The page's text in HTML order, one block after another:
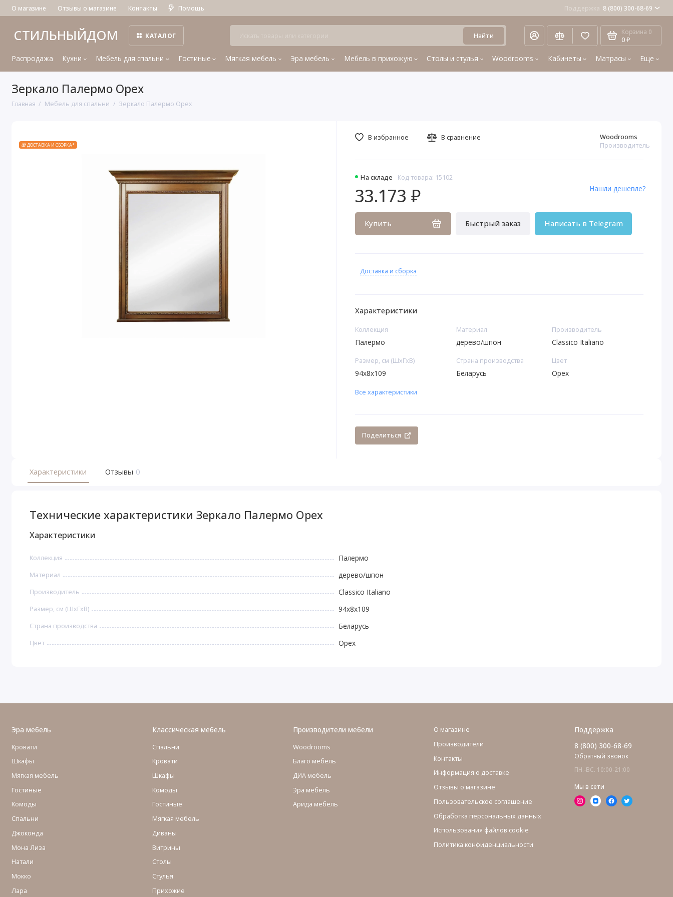
О магазине Отзывы о магазине Контакты Помощь Поддержка 8 (800) 300-68-69
СТИЛЬНЫЙДОМ КАТАЛОГ Найти Корзина 0
0 ₽
Распродажа Кухни Мебель для спальни Гостиные Мягкая мебель Эра мебель Мебель в прихожую Столы и стулья Woodrooms Кабинеты Матрасы Еще
Зеркало Палермо Орех
Главная Мебель для спальни Зеркало Палермо Орех
🎁 ДОСТАВКА И СБОРКА*
На складе Код товара: 15102
Woodrooms
Производитель
33.173 ₽
Купить Быстрый заказ Написать в Telegram
Нашли дешевле?
В избранное В сравнение
Доставка и сборка
Характеристики
Коллекция
Палермо
Материал
дерево/шпон
Производитель
Classico Italiano
Размер, см (ШхГхВ)
94х8х109
Страна производства
Беларусь
Цвет
Орех
Все характеристики
Поделиться
Характеристики Отзывы 0
Технические характеристики Зеркало Палермо Орех
Характеристики
Коллекция Палермо
Материал дерево/шпон
Производитель Classico Italiano
Размер, см (ШхГхВ) 94х8х109
Страна производства Беларусь
Цвет Орех
Эра мебель
Кровати
Шкафы
Мягкая мебель
Гостиные
Комоды
Cпальни
Джоконда
Мона Лиза
Натали
Мокко
Лара
Классическая мебель
Спальни
Кровати
Шкафы
Комоды
Гостиные
Мягкая мебель
Диваны
Витрины
Столы
Стулья
Прихожие
Производители мебели
Woodrooms
Благо мебель
ДИА мебель
Эра мебель
Арида мебель
О магазине
Производители
Контакты
Информация о доставке
Отзывы о магазине
Пользовательское соглашение
Обработка персональных данных
Использования файлов cookie
Политика конфиденциальности
Поддержка
8 (800) 300-68-69
Обратный звонок
ПН.-ВС. 10:00-21:00
Мы в сети